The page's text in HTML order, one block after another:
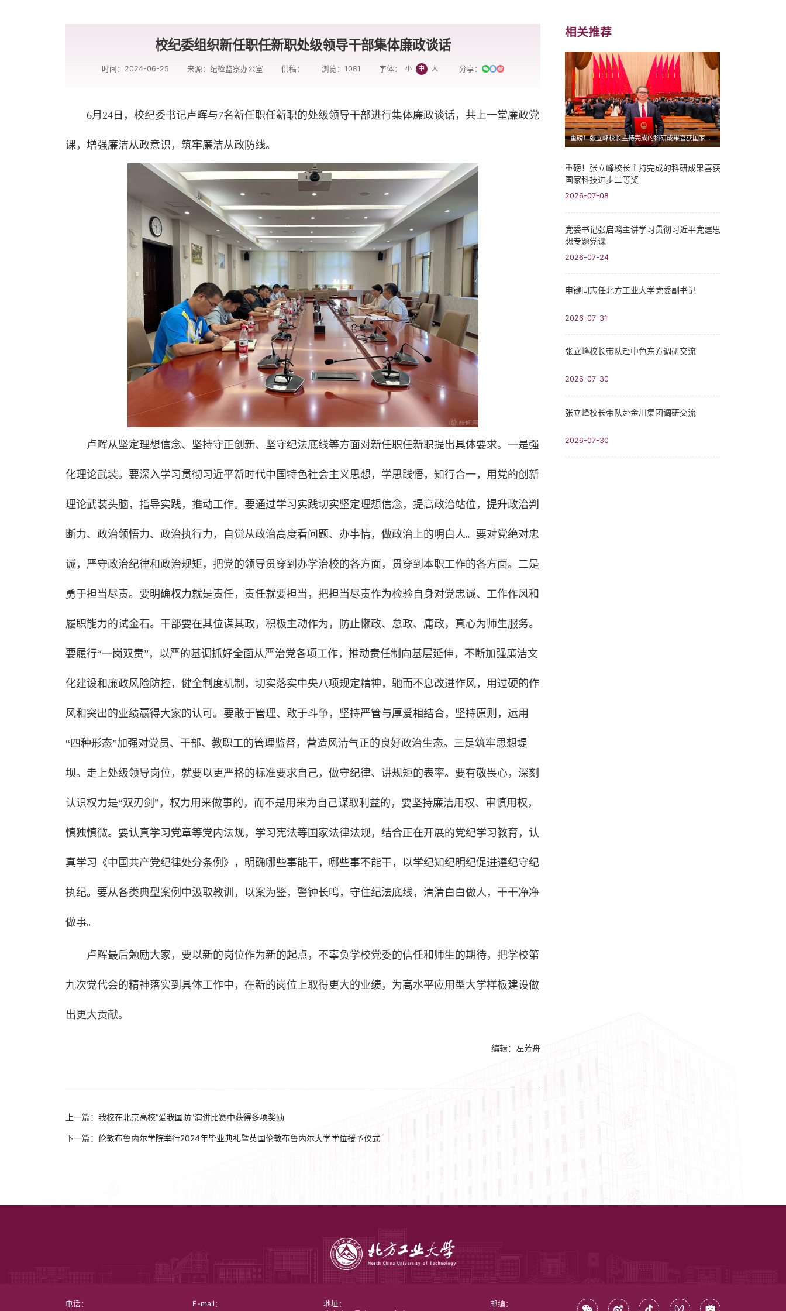
校纪委组织新任职任新职处级领导干部集体廉政谈话
时间：2024-06-25 来源：纪检监察办公室 供稿： 浏览：1081 字体： 小 中 大 分享：
6月24日，校纪委书记卢晖与7名新任职任新职的处级领导干部进行集体廉政谈话，共上一堂廉政党
课，增强廉洁从政意识，筑牢廉洁从政防线。
卢晖从坚定理想信念、坚持守正创新、坚守纪法底线等方面对新任职任新职提出具体要求。一是强
化理论武装。要深入学习贯彻习近平新时代中国特色社会主义思想，学思践悟，知行合一，用党的创新
理论武装头脑，指导实践，推动工作。要通过学习实践切实坚定理想信念，提高政治站位，提升政治判
断力、政治领悟力、政治执行力，自觉从政治高度看问题、办事情，做政治上的明白人。要对党绝对忠
诚，严守政治纪律和政治规矩，把党的领导贯穿到办学治校的各方面，贯穿到本职工作的各方面。二是
勇于担当尽责。要明确权力就是责任，责任就要担当，把担当尽责作为检验自身对党忠诚、工作作风和
履职能力的试金石。干部要在其位谋其政，积极主动作为，防止懒政、怠政、庸政，真心为师生服务。
要履行“一岗双责”，以严的基调抓好全面从严治党各项工作，推动责任制向基层延伸，不断加强廉洁文
化建设和廉政风险防控，健全制度机制，切实落实中央八项规定精神，驰而不息改进作风，用过硬的作
风和突出的业绩赢得大家的认可。要敢于管理、敢于斗争，坚持严管与厚爱相结合，坚持原则，运用
“四种形态”加强对党员、干部、教职工的管理监督，营造风清气正的良好政治生态。三是筑牢思想堤
坝。走上处级领导岗位，就要以更严格的标准要求自己，做守纪律、讲规矩的表率。要有敬畏心，深刻
认识权力是“双刃剑”，权力用来做事的，而不是用来为自己谋取利益的，要坚持廉洁用权、审慎用权，
慎独慎微。要认真学习党章等党内法规，学习宪法等国家法律法规，结合正在开展的党纪学习教育，认
真学习《中国共产党纪律处分条例》，明确哪些事能干，哪些事不能干，以学纪知纪明纪促进遵纪守纪
执纪。要从各类典型案例中汲取教训，以案为鉴，警钟长鸣，守住纪法底线，清清白白做人，干干净净
做事。
卢晖最后勉励大家，要以新的岗位作为新的起点，不辜负学校党委的信任和师生的期待，把学校第
九次党代会的精神落实到具体工作中，在新的岗位上取得更大的业绩，为高水平应用型大学样板建设做
出更大贡献。
编辑：左芳舟
上一篇： 我校在北京高校“爱我国防”演讲比赛中获得多项奖励
下一篇： 伦敦布鲁内尔学院举行2024年毕业典礼暨英国伦敦布鲁内尔大学学位授予仪式
相关推荐
重磅！张立峰校长主持完成的科研成果喜获国家科技进步二等奖
重磅！张立峰校长主持完成的科研成果喜获
国家科技进步二等奖
2026-07-08
党委书记张启鸿主讲学习贯彻习近平党建思
想专题党课
2026-07-24
申键同志任北方工业大学党委副书记
2026-07-31
张立峰校长带队赴中色东方调研交流
2026-07-30
张立峰校长带队赴金川集团调研交流
2026-07-30
电话：
E-mail：
地址：
邮编：